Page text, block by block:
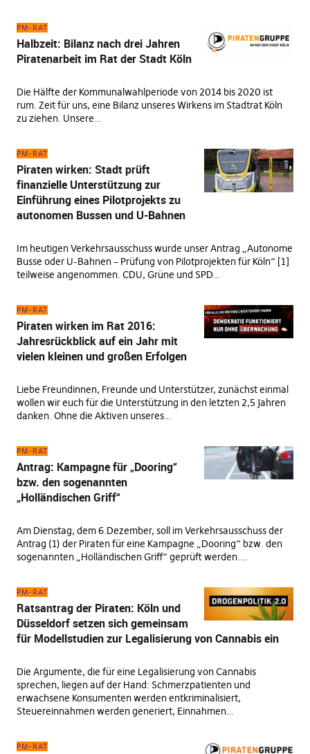
PM-RAT
Halbzeit: Bilanz nach drei Jahren
Piratenarbeit im Rat der Stadt Köln
Die Hälfte der Kommunalwahlperiode von 2014 bis 2020 ist
rum. Zeit für uns, eine Bilanz unseres Wirkens im Stadtrat Köln
zu ziehen. Unsere…
PM-RAT
Piraten wirken: Stadt prüft
finanzielle Unterstützung zur
Einführung eines Pilotprojekts zu
autonomen Bussen und U-Bahnen
Im heutigen Verkehrsausschuss wurde unser Antrag „Autonome
Busse oder U-Bahnen – Prüfung von Pilotprojekten für Köln“ [1]
teilweise angenommen. CDU, Grüne und SPD…
PM-RAT
Piraten wirken im Rat 2016:
Jahresrückblick auf ein Jahr mit
vielen kleinen und großen Erfolgen
Liebe Freundinnen, Freunde und Unterstützer, zunächst einmal
wollen wir euch für die Unterstützung in den letzten 2,5 Jahren
danken. Ohne die Aktiven unseres…
PM-RAT
Antrag: Kampagne für „Dooring“
bzw. den sogenannten
„Holländischen Griff“
Am Dienstag, dem 6.Dezember, soll im Verkehrsausschuss der
Antrag (1) der Piraten für eine Kampagne „Dooring“ bzw. den
sogenannten „Holländischen Griff“ geprüft werden.…
PM-RAT
Ratsantrag der Piraten: Köln und
Düsseldorf setzen sich gemeinsam
für Modellstudien zur Legalisierung von Cannabis ein
Die Argumente, die für eine Legalisierung von Cannabis
sprechen, liegen auf der Hand: Schmerzpatienten und
erwachsene Konsumenten werden entkriminalisiert,
Steuereinnahmen werden generiert, Einnahmen…
PM-RAT